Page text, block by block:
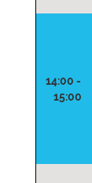
14:00 -
15:00